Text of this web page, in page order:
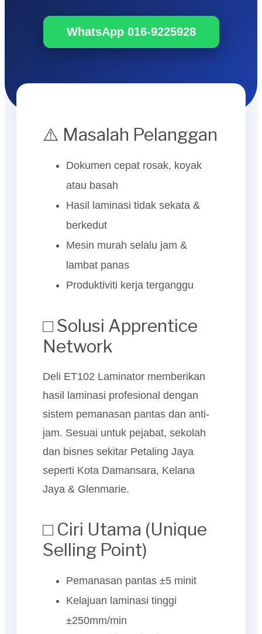
WhatsApp 016-9225928
⚠️ Masalah Pelanggan
Dokumen cepat rosak, koyak
atau basah
Hasil laminasi tidak sekata &
berkedut
Mesin murah selalu jam &
lambat panas
Produktiviti kerja terganggu
□ Solusi Apprentice
Network
Deli ET102 Laminator memberikan
hasil laminasi profesional dengan
sistem pemanasan pantas dan anti-
jam. Sesuai untuk pejabat, sekolah
dan bisnes sekitar Petaling Jaya
seperti Kota Damansara, Kelana
Jaya & Glenmarie.
□ Ciri Utama (Unique
Selling Point)
Pemanasan pantas ±5 minit
Kelajuan laminasi tinggi
±250mm/min